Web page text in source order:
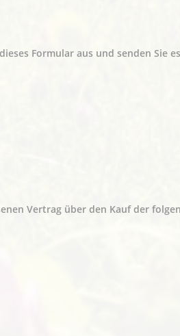
Formular aus und senden Sie
Vertrag über den Kauf der